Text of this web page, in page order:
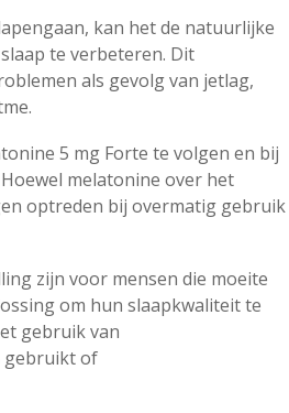
kan het de natuurlijke
te verbeteren. Dit
als gevolg van jetlag,
5 mg Forte te volgen en bij
melatonine over het
optreden bij overmatig gebruik
zijn voor mensen die moeite
om hun slaapkwaliteit te
gebruik van
gebruikt of